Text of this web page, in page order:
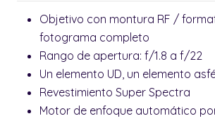
Objetivo con montura RF /
fotograma completo
Rango de apertura: f/1.8 a f/22
Un elemento UD, un elemento
Revestimiento Super Spectra
Motor de enfoque automático